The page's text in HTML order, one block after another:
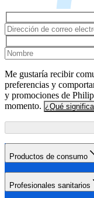
Me gustaría recibir
preferencias y
y promociones de
momento. ¿Qué
Productos de consumo
Profesionales sanitarios